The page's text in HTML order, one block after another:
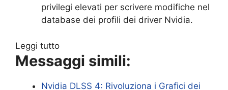
privilegi elevati per scrivere modifiche nel
database dei profili dei driver Nvidia.
Leggi tutto
Messaggi simili:
Nvidia DLSS 4: Rivoluziona i Grafici dei